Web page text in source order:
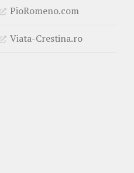
PioRomeno.com
Viata-Crestina.ro